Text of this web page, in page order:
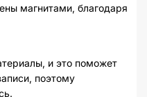
магнитами, благодаря
и это поможет
поэтому